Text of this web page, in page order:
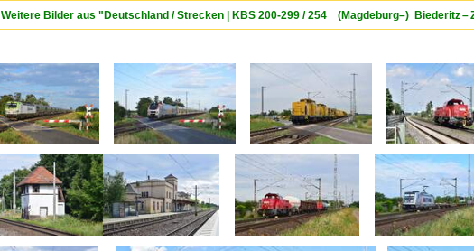
Weitere Bilder aus "Deutschland / Strecken | KBS 200-299 / 254 (Magdeburg–) Biederitz –